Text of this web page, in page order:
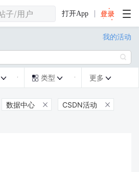
打开App
我的活动

  类型  更多 
数据中心  CSDN活动 